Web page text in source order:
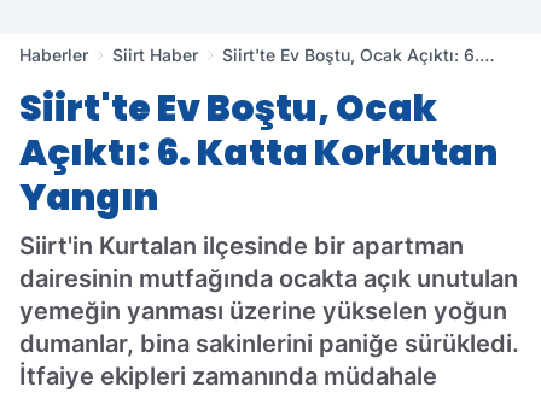
Haberler Siirt Haber
Siirt'te Ev Boştu, Ocak Açıktı: 6.
Siirt'te Ev Boştu, Ocak
Açıktı: 6. Katta Korkutan
Yangın
Siirt'in Kurtalan ilçesinde bir apartman
dairesinin mutfağında ocakta açık unutulan
yemeğin yanması üzerine yükselen yoğun
dumanlar, bina sakinlerini paniğe sürükledi.
İtfaiye ekipleri zamanında müdahale